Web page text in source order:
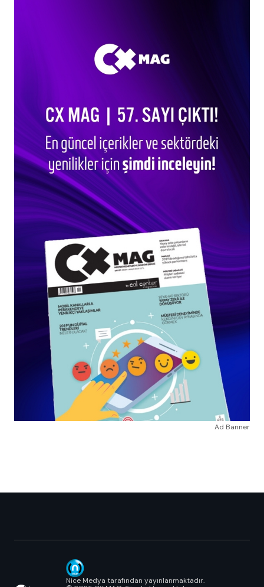
Ad Banner
Nice Medya tarafından yayınlanmaktadır.